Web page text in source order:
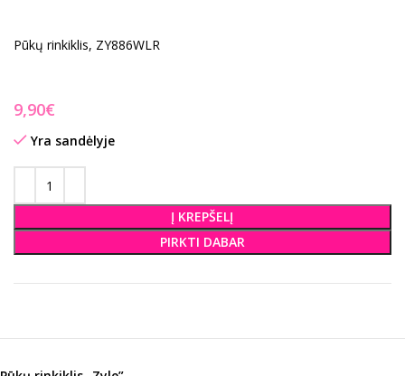
Pūkų rinkiklis, ZY886WLR
€
Yra sandėlyje
Į KREPŠELĮ
PIRKTI DABAR